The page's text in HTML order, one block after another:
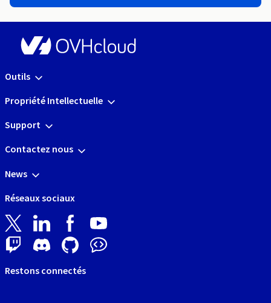
Outils
Propriété Intellectuelle
Support
Contactez nous
News
Réseaux sociaux
Restons connectés